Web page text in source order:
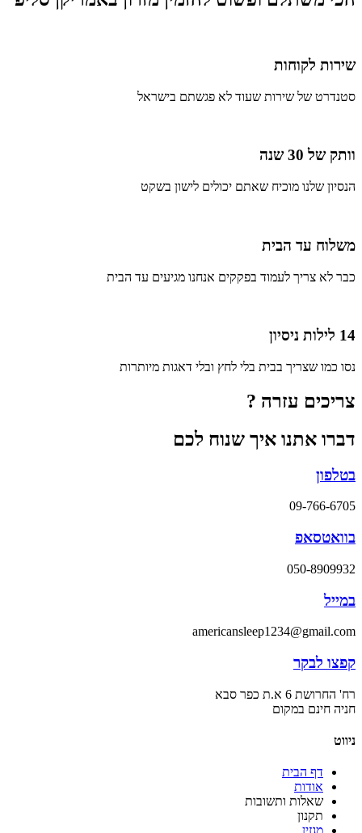
שירות לקוחות
סטנדרט של שירות שעוד לא פגשתם בישראל
וותק של 30 שנה
הנסיון שלנו מוכיח שאתם יכולים לישון בשקט
משלוח עד הבית
כבר לא צריך לעמוד בפקקים אנחנו מגיעים עד הבית
14 לילות ניסיון
נסו כמו שצריך בבית בלי לחץ ובלי דאגות מיותרות
צריכים עזרה ?
דברו אתנו איך שנוח לכם
בטלפון
09-766-6705
בוואטסאפ
050-8909932
במייל
americansleep1234@gmail.com
קפצו לבקר
רח' החרושת 6 א.ת כפר סבא
חניה חינם במקום
ניווט
דף הבית
אודות
שאלות ותשובות
תקנון